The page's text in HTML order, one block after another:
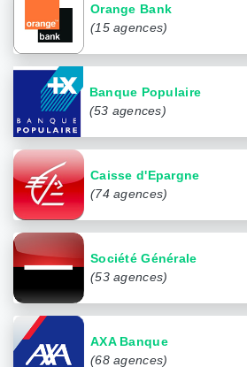
Orange Bank
(15 agences)
Banque Populaire
(53 agences)
Caisse d'Epargne
(74 agences)
Société Générale
(53 agences)
AXA Banque
(68 agences)